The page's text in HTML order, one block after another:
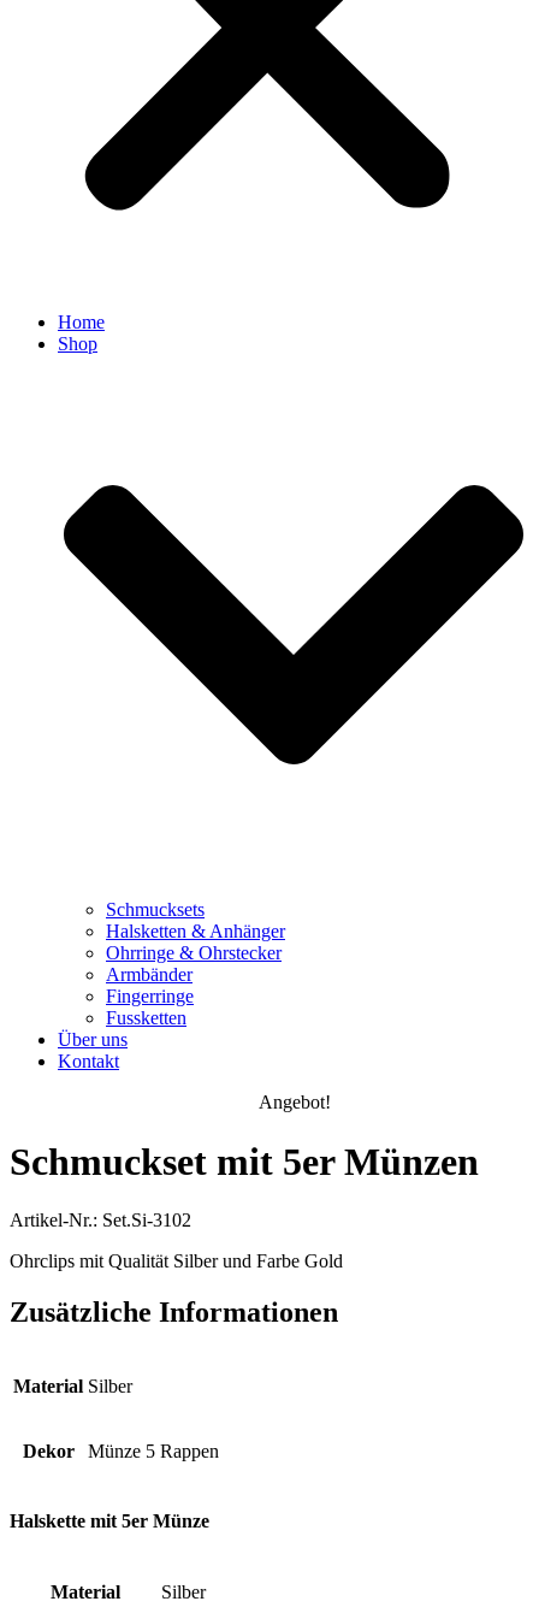
Home
Shop
Schmucksets
Halsketten & Anhänger
Ohrringe & Ohrstecker
Armbänder
Fingerringe
Fussketten
Über uns
Kontakt
Angebot!
Schmuckset mit 5er Münzen
Artikel-Nr.: Set.Si-3102
Ohrclips mit Qualität Silber und Farbe Gold
Zusätzliche Informationen
Material Silber
Dekor Münze 5 Rappen
Halskette mit 5er Münze
Material Silber